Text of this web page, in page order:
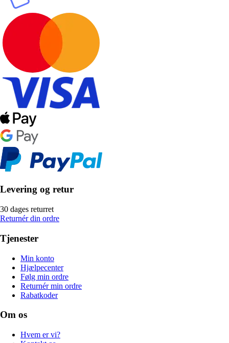
Levering og retur
30 dages returret
Returnér din ordre
Tjenester
Min konto
Hjælpecenter
Følg min ordre
Returnér min ordre
Rabatkoder
Om os
Hvem er vi?